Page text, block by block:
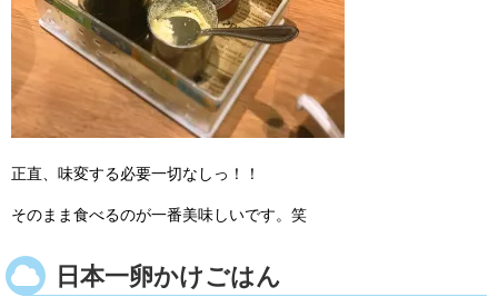
正直、味変する必要一切なしっ！！
そのまま食べるのが一番美味しいです。笑
日本一卵かけごはん